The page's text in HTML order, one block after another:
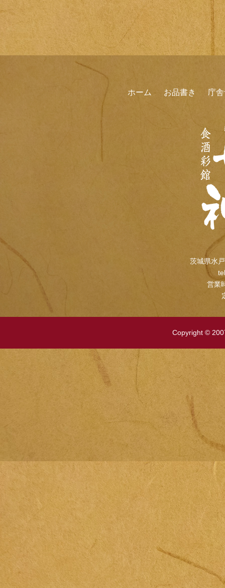
ホーム お品書き 庁
茨城県水
営業
Copyright ©